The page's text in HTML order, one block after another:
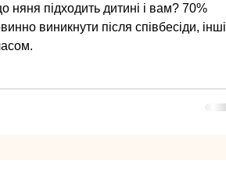
няня підходить дитині і вам? 70%
виникнути після співбесіди, інші